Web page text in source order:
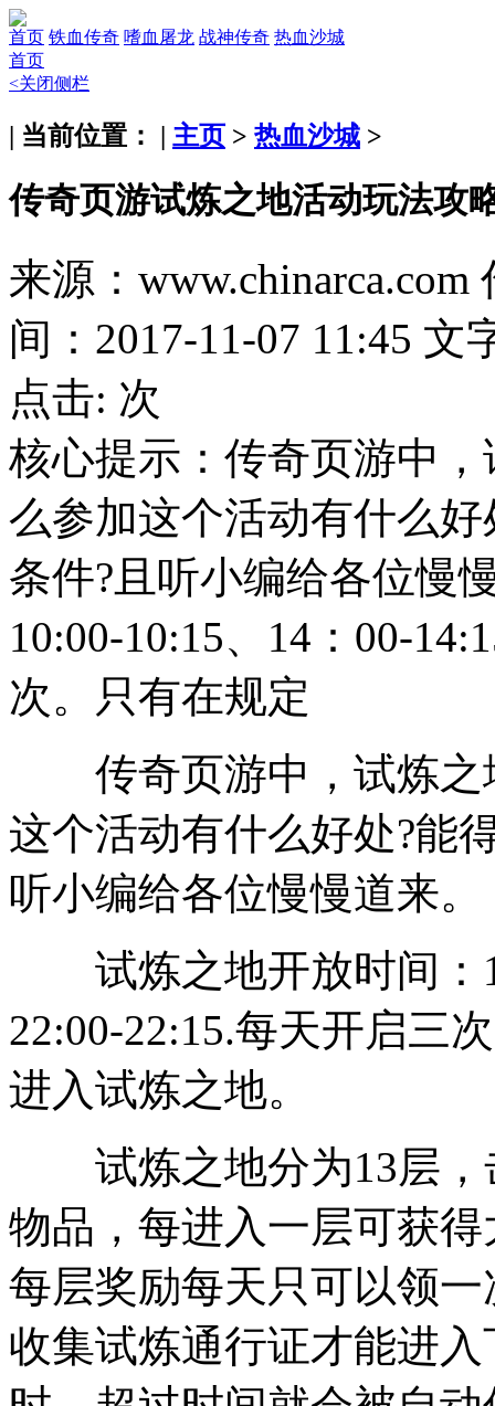
首页 铁血传奇 嗜血屠龙 战神传奇 热血沙城
首页
<关闭侧栏
| 当前位置： | 主页 > 热血沙城 >
传奇页游试炼之地活动玩法攻
来源：www.chinarca.com
间：2017-11-07 11:45 文
点击: 次
核心提示： 传奇页游中
么参加这个活动有什么
条件?且听小编给各位慢
10:00-10:15、14：00-
次。只有在规定
传奇页游中，试炼之
这个活动有什么好处?能
听小编给各位慢慢道来。
试炼之地开放时间：
22:00-22:15.每天开启三
进入试炼之地。
试炼之地分为13层，
物品，每进入一层可获
每层奖励每天只可以领
收集试炼通行证才能进